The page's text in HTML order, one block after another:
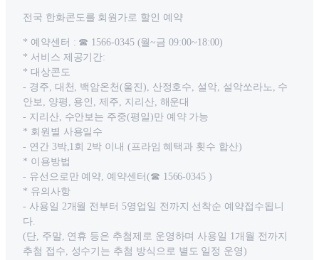
전국 한화콘도를 회원가로 할인 예약
* 예약센터 : ☎ 1566-0345 (월~금 09:00~18:00)
* 서비스 제공기간:
* 대상콘도
- 경주, 대천, 백암온천(울진), 산정호수, 설악, 설악쏘라노, 수
안보, 양평, 용인, 제주, 지리산, 해운대
- 지리산, 수안보는 주중(평일)만 예약 가능
* 회원별 사용일수
- 연간 3박,1회 2박 이내 (프라임 혜택과 횟수 합산)
* 이용방법
- 유선으로만 예약, 예약센터(☎ 1566-0345 )
* 유의사항
- 사용일 2개월 전부터 5영업일 전까지 선착순 예약접수됩니
다.
(단, 주말, 연휴 등은 추첨제로 운영하며 사용일 1개월 전까지
추첨 접수, 성수기는 추첨 방식으로 별도 일정 운영)